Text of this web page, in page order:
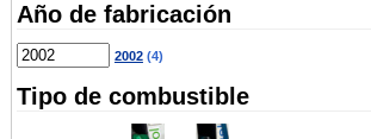
Año de fabricación
2002(4)
Tipo de combustible